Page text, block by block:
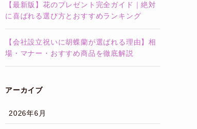
【最新版】花のプレゼント完全ガイド｜絶対
に喜ばれる選び方とおすすめランキング
【会社設立祝いに胡蝶蘭が選ばれる理由】相
場・マナー・おすすめ商品を徹底解説
アーカイブ
2026年6月